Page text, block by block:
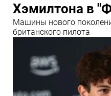
Хэмилтона в
Машины нового
британского пилота